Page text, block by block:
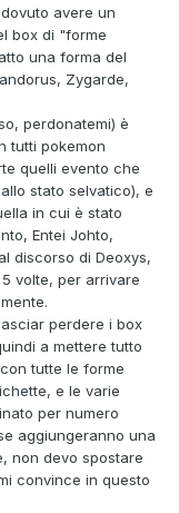
avere un
box di "forme
una forma del
Zygarde,
perdonatemi) è
tutti pokemon
quelli evento che
stato selvatico), e
in cui è stato
Entei Johto,
discorso di Deoxys,
volte, per arrivare
perdere i box
a mettere tutto
tutte le forme
e le varie
per numero
aggiungeranno una
non devo spostare
convince in questo